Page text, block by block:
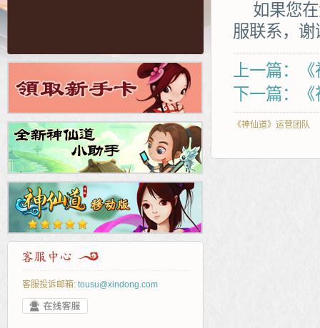
客服投诉邮箱: tousu@xindong.com
如果您
服联系，
上一篇：
下一篇：
《神仙道》运营团队